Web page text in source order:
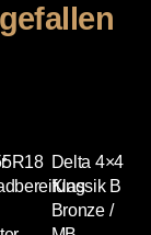
Delta 4×4
Klassik B
Bronze /